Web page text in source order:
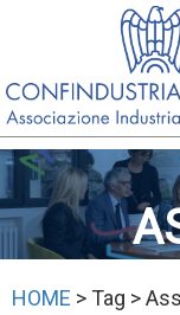
HOME > Tag >